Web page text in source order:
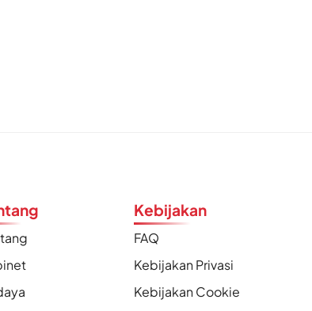
Kebijakan
FAQ
Kebijakan Privasi
Kebijakan Cookie